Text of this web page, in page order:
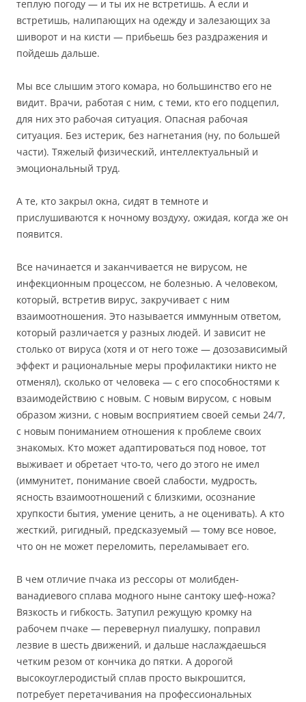
теплую погоду — и ты их не встретишь. А если и
встретишь, налипающих на одежду и залезающих за
шиворот и на кисти — прибьешь без раздражения и
пойдешь дальше.
Мы все слышим этого комара, но большинство его не
видит. Врачи, работая с ним, с теми, кто его подцепил,
для них это рабочая ситуация. Опасная рабочая
ситуация. Без истерик, без нагнетания (ну, по большей
части). Тяжелый физический, интеллектуальный и
эмоциональный труд.
А те, кто закрыл окна, сидят в темноте и
прислушиваются к ночному воздуху, ожидая, когда же он
появится.
Все начинается и заканчивается не вирусом, не
инфекционным процессом, не болезнью. А человеком,
который, встретив вирус, закручивает с ним
взаимоотношения. Это называется иммунным ответом,
который различается у разных людей. И зависит не
столько от вируса (хотя и от него тоже — дозозависимый
эффект и рациональные меры профилактики никто не
отменял), сколько от человека — с его способностями к
взаимодействию с новым. С новым вирусом, с новым
образом жизни, с новым восприятием своей семьи 24/7,
с новым пониманием отношения к проблеме своих
знакомых. Кто может адаптироваться под новое, тот
выживает и обретает что-то, чего до этого не имел
(иммунитет, понимание своей слабости, мудрость,
ясность взаимоотношений с близкими, осознание
хрупкости бытия, умение ценить, а не оценивать). А кто
жесткий, ригидный, предсказуемый — тому все новое,
что он не может переломить, переламывает его.
В чем отличие пчака из рессоры от молибден-
ванадиевого сплава модного ныне сантоку шеф-ножа?
Вязкость и гибкость. Затупил режущую кромку на
рабочем пчаке — перевернул пиалушку, поправил
лезвие в шесть движений, и дальше наслаждаешься
четким резом от кончика до пятки. А дорогой
высокоуглеродистый сплав просто выкрошится,
потребует перетачивания на профессиональных